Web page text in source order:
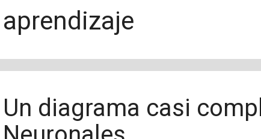
aprendizaje
Un diagrama casi